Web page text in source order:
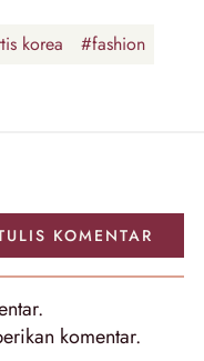
korea
#fashion
KOMENTAR
.
komentar.